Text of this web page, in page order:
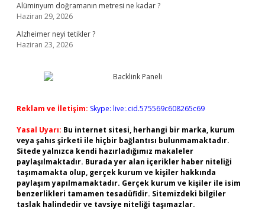
Alüminyum doğramanın metresi ne kadar ?
Haziran 29, 2026
Alzheimer neyi tetikler ?
Haziran 23, 2026
Reklam ve İletişim: Skype: live:.cid.575569c608265c69
Yasal Uyarı: Bu internet sitesi, herhangi bir marka, kurum
veya şahıs şirketi ile hiçbir bağlantısı bulunmamaktadır.
Sitede yalnızca kendi hazırladığımız makaleler
paylaşılmaktadır. Burada yer alan içerikler haber niteliği
taşımamakta olup, gerçek kurum ve kişiler hakkında
paylaşım yapılmamaktadır. Gerçek kurum ve kişiler ile isim
benzerlikleri tamamen tesadüfidir. Sitemizdeki bilgiler
taslak halindedir ve tavsiye niteliği taşımazlar.